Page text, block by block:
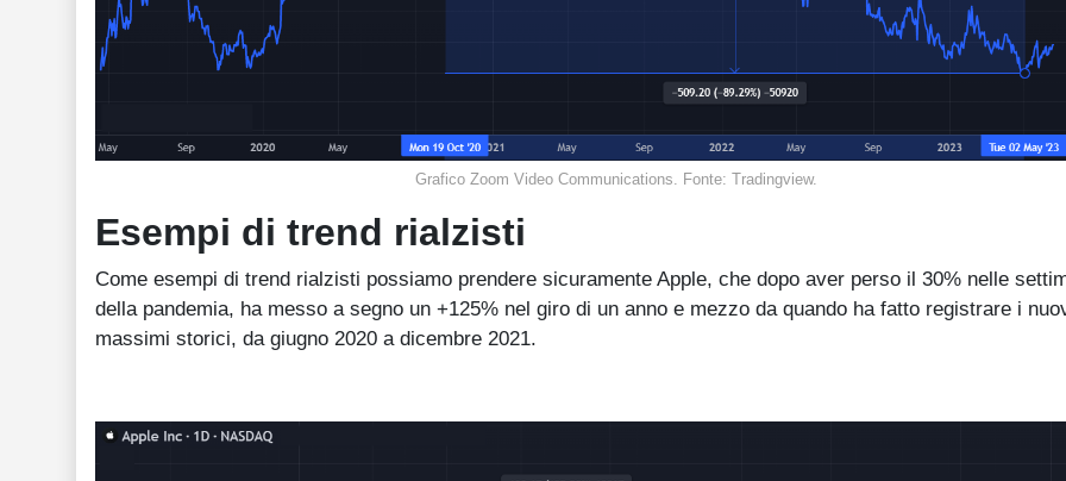
Grafico Zoom Video Communications. Fonte: Tradingview.
Esempi di trend rialzisti
Come esempi di trend rialzisti possiamo prendere sicuramente Apple, che dopo aver perso il 30% nelle
della pandemia, ha messo a segno un +125% nel giro di un anno e mezzo da quando ha fatto registrare i
massimi storici, da giugno 2020 a dicembre 2021.